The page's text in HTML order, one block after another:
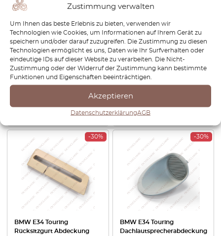
Zustimmung verwalten
Um Ihnen das beste Erlebnis zu bieten, verwenden wir
Technologien wie Cookies, um Informationen auf Ihrem Gerät zu
speichern und/oder darauf zuzugreifen. Die Zustimmung zu diesen
Technologien ermöglicht es uns, Daten wie Ihr Surfverhalten oder
eindeutige IDs auf dieser Website zu verarbeiten. Die Nicht-
Zustimmung oder der Widerruf der Zustimmung kann bestimmte
Funktionen und Eigenschaften beeinträchtigen.
Akzeptieren
DatenschutzerklärungAGB
BMW E32-E34 Car Cover
Indoor Storage Garage Ultra
Soft Elastic All Colors
Produkt anzeigen
BMW E32 / E34
Mittelkonsole aus Holz
Schalthebelverkleidung LHD
oder RHD 4 Holzarten
51161938353 / 51168126225
Produkt anzeigen
-30%
BMW E34 Touring
Rücksitzgurt Abdeckung
-30%
BMW E34 Touring
Dachlautsprecherabdeckung